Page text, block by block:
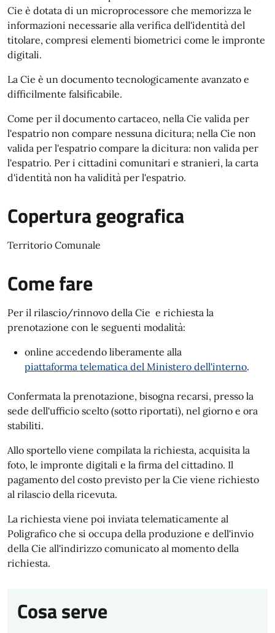
Cie è dotata di un microprocessore che memorizza le
informazioni necessarie alla verifica dell'identità del
titolare, compresi elementi biometrici come le impronte
digitali.
La Cie è un documento tecnologicamente avanzato e
difficilmente falsificabile.
Come per il documento cartaceo, nella Cie valida per
l'espatrio non compare nessuna dicitura; nella Cie non
valida per l'espatrio compare la dicitura: non valida per
l'espatrio. Per i cittadini comunitari e stranieri, la carta
d'identità non ha validità per l'espatrio.
Copertura geografica
Territorio Comunale
Come fare
Per il rilascio/rinnovo della Cie e richiesta la
prenotazione con le seguenti modalità:
online accedendo liberamente alla
piattaforma telematica del Ministero dell'interno.
Confermata la prenotazione, bisogna recarsi, presso la
sede dell'ufficio scelto (sotto riportati), nel giorno e ora
stabiliti.
Allo sportello viene compilata la richiesta, acquisita la
foto, le impronte digitali e la firma del cittadino. Il
pagamento del costo previsto per la Cie viene richiesto
al rilascio della ricevuta.
La richiesta viene poi inviata telematicamente al
Poligrafico che si occupa della produzione e dell'invio
della Cie all'indirizzo comunicato al momento della
richiesta.
Cosa serve